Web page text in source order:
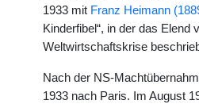
1933 mit Franz Heimann
Kinderfibel“, in der das Elend
Weltwirtschaftskrise
Nach der NS-
1933 nach Paris. Im August